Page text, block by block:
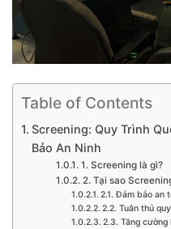
Table of Contents
Screening: Quy Trình
Bảo An Ninh
1. Screening là gì?
2. Tại sao
2.1. Đảm bảo an
2.2. Tuân thủ
2.3. Tăng cường